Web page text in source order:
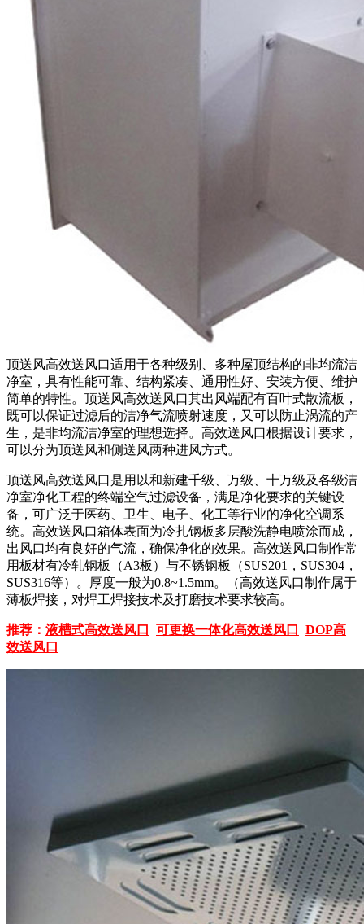
顶送风高效送风口适用于各种级别、多种屋顶结构的非均流洁
净室，具有性能可靠、结构紧凑、通用性好、安装方便、维护
简单的特性。顶送风高效送风口其出风端配有百叶式散流板，
既可以保证过滤后的洁净气流喷射速度，又可以防止涡流的产
生，是非均流洁净室的理想选择。高效送风口根据设计要求，
可以分为顶送风和侧送风两种进风方式。
顶送风高效送风口是用以和新建千级、万级、十万级及各级洁
净室净化工程的终端空气过滤设备，满足净化要求的关键设
备，可广泛于医药、卫生、电子、化工等行业的净化空调系
统。高效送风口箱体表面为冷扎钢板多层酸洗静电喷涂而成，
出风口均有良好的气流，确保净化的效果。高效送风口制作常
用板材有冷轧钢板（A3板）与不锈钢板（SUS201，SUS304，
SUS316等）。厚度一般为0.8~1.5mm。（高效送风口制作属于
薄板焊接，对焊工焊接技术及打磨技术要求较高。
推荐： 液槽式高效送风口 可更换一体化高效送风口
DOP高
效送风口